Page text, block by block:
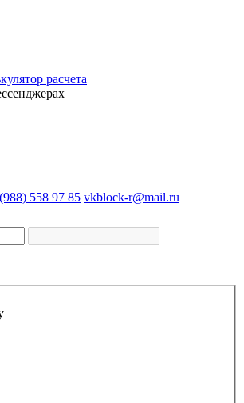
расчета
558 97 85 vkblock-r@mail.ru